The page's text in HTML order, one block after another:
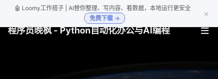
🤖 Loomy工作搭子 | AI替你整理、写内容、看数据，本地运行更安全
免费下载 →
×
程序员晚枫 - Python自动化办公与AI编程